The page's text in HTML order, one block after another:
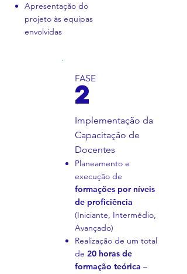
Apresentação do
projeto às equipas
envolvidas
FASE
2
Implementação da
Capacitação de
Docentes
Planeamento e
execução de
formações por níveis
de proficiência
(Iniciante, Intermédio,
Avançado)
Realização de um total
de 20 horas de
formação teórica –